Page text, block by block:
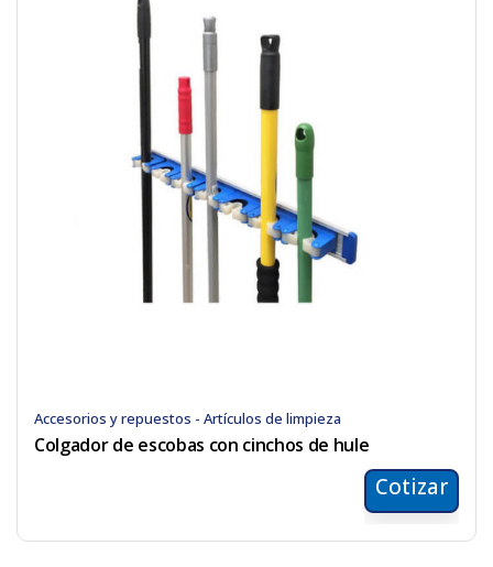
Accesorios y repuestos - Artículos de limpieza
Colgador de escobas con cinchos de hule
Cotizar